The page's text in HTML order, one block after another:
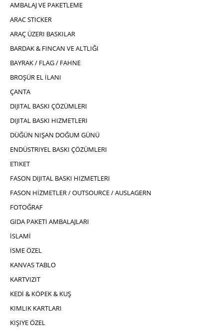
AMBALAJ VE PAKETLEME
ARAC STICKER
ARAÇ ÜZERI BASKILAR
BARDAK & FINCAN VE ALTLIĞI
BAYRAK / FLAG / FAHNE
BROŞÜR EL İLANI
ÇANTA
DIJITAL BASKI ÇÖZÜMLERI
DIJITAL BASKI HIZMETLERI
DÜĞÜN NIŞAN DOĞUM GÜNÜ
ENDÜSTRIYEL BASKI ÇÖZÜMLERI
ETIKET
FASON DIJITAL BASKI HIZMETLERI
FASON HİZMETLER / OUTSOURCE / AUSLAGERN
FOTOĞRAF
GIDA PAKETI AMBALAJLARI
İSLAMİ
İSME ÖZEL
KANVAS TABLO
KARTVIZIT
KEDİ & KÖPEK & KUŞ
KIMLIK KARTLARI
KIŞIYE ÖZEL